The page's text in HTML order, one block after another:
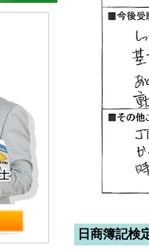
日商簿記検